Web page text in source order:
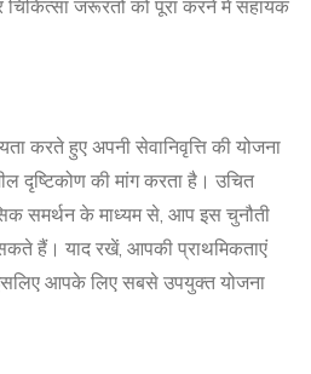
चिकित्सा जरूरतों को पूरा करने में सहायक
करते हुए अपनी सेवानिवृत्ति की योजना
दृष्टिकोण की मांग करता है। उचित
समर्थन के माध्यम से, आप इस चुनौती
हैं। याद रखें, आपकी प्राथमिकताएं
इसलिए आपके लिए सबसे उपयुक्त योजना